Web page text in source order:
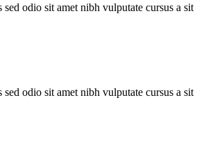
odio sit amet nibh vulputate cursus a sit
odio sit amet nibh vulputate cursus a sit